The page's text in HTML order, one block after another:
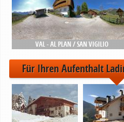
VAL - AL PLAN / SAN VIGILIO
Für Ihren Aufenthalt